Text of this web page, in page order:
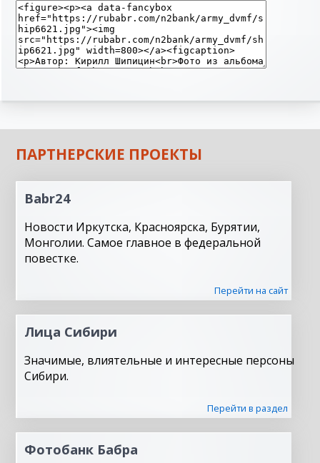
ПАРТНЕРСКИЕ ПРОЕКТЫ
Babr24
Новости Иркутска, Красноярска, Бурятии,
Монголии. Самое главное в федеральной
повестке.
Перейти на сайт
Лица Сибири
Значимые, влиятельные и интересные персоны
Сибири.
Перейти в раздел
Фотобанк Бабра